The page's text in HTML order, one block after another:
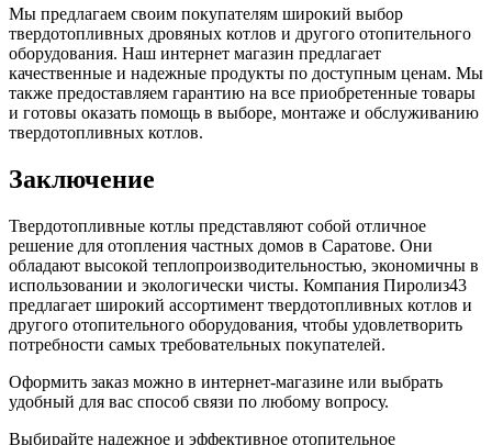
Мы предлагаем своим покупателям широкий выбор
твердотопливных дровяных котлов и другого отопительного
оборудования. Наш интернет магазин предлагает
качественные и надежные продукты по доступным ценам. Мы
также предоставляем гарантию на все приобретенные товары
и готовы оказать помощь в выборе, монтаже и обслуживанию
твердотопливных котлов.
Заключение
Твердотопливные котлы представляют собой отличное
решение для отопления частных домов в Саратове. Они
обладают высокой теплопроизводительностью, экономичны в
использовании и экологически чисты. Компания Пиролиз43
предлагает широкий ассортимент твердотопливных котлов и
другого отопительного оборудования, чтобы удовлетворить
потребности самых требовательных покупателей.
Оформить заказ можно в интернет-магазине или выбрать
удобный для вас способ связи по любому вопросу.
Выбирайте надежное и эффективное отопительное